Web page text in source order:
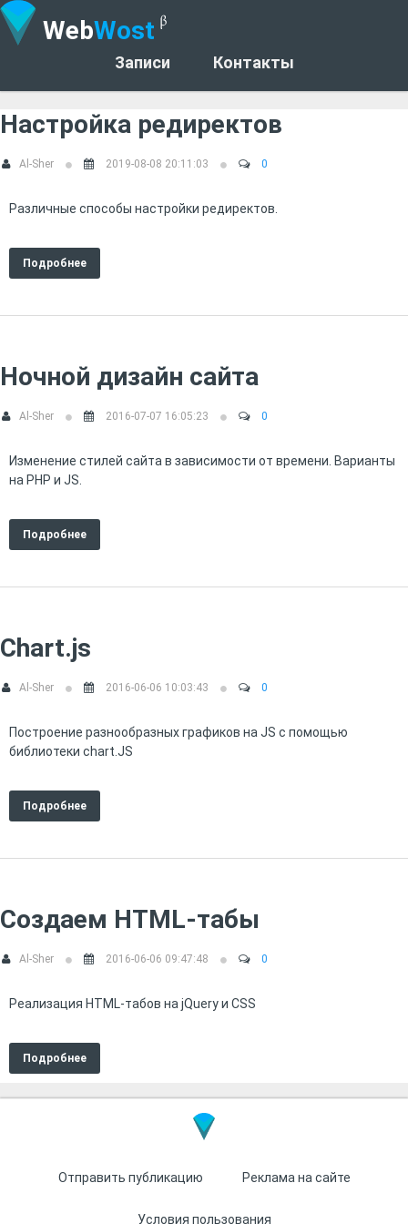
WebWost
Записи Контакты
Настройка редиректов
Al-Sher 2019-08-08 20:11:03 0
Различные способы настройки редиректов.
Подробнее
Ночной дизайн сайта
Al-Sher 2016-07-07 16:05:23 0
Изменение стилей сайта в зависимости от времени. Варианты
на PHP и JS.
Подробнее
Chart.js
Al-Sher 2016-06-06 10:03:43 0
Построение разнообразных графиков на JS с помощью
библиотеки chart.JS
Подробнее
Создаем HTML-табы
Al-Sher 2016-06-06 09:47:48 0
Реализация HTML-табов на jQuery и CSS
Подробнее
Отправить публикацию Реклама на сайте
Условия пользования